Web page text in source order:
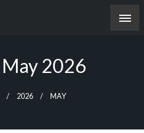
May 2026
2026 MAY